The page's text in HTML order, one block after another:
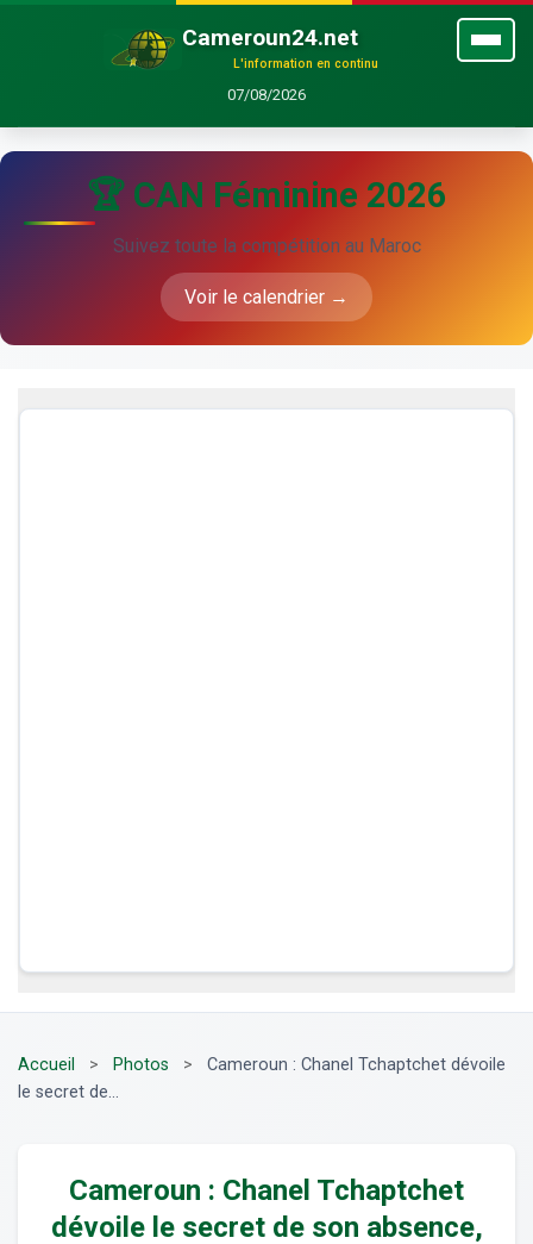
Cameroun24.net
L'information en continu
07/08/2026
🏆 CAN Féminine 2026
Suivez toute la compétition au Maroc
Voir le calendrier →
Accueil > Photos >
Cameroun : Chanel Tchaptchet dévoile
le secret de...
Cameroun : Chanel Tchaptchet
dévoile le secret de son absence,